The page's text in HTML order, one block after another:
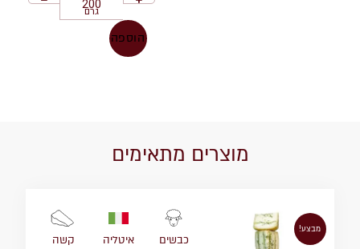
גרם
הוספה
מוצרים מתאימים
מבצע!
כבשים איטליה קשה